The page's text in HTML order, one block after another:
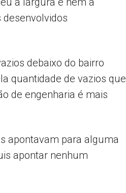
debaixo do bairro
quantidade de vazios que
de engenharia é mais
apontavam para alguma
apontar nenhum